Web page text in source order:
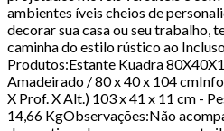
ambientes íveis cheios de
decorar sua casa ou seu trabalho,
caminha do estilo rústico ao
Produtos:Estante Kuadra
Amadeirado / 80 x 40 x 104
X Prof. X Alt.) 103 x 41 x 11 cm -
14,66 KgObservações:Não